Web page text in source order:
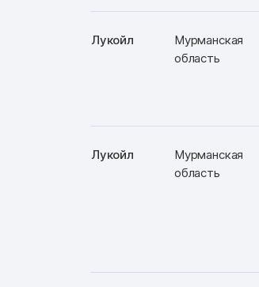
Лукойл
Мурманская
область
Лукойл
Мурманская
область